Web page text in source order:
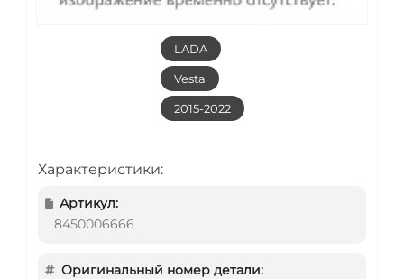
LADA
Vesta
2015-2022
Характеристики:
Артикул:
8450006666
Оригинальный номер детали: